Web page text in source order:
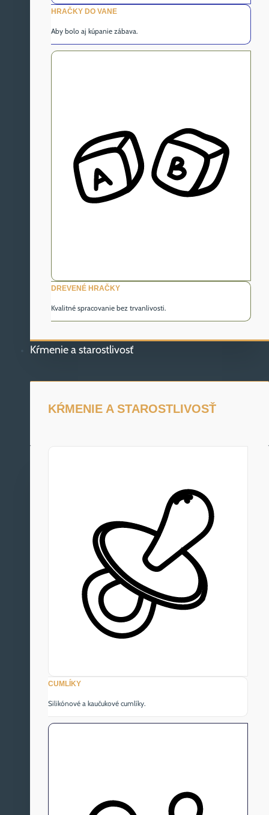
HRAČKY DO VANE
Aby bolo aj kúpanie zábava.
DREVENÉ HRAČKY
Kvalitné spracovanie bez trvanlivosti.
Kŕmenie a starostlivosť
KŔMENIE A STAROSTLIVOSŤ
CUMLÍKY
Silikónové a kaučukové cumlíky.